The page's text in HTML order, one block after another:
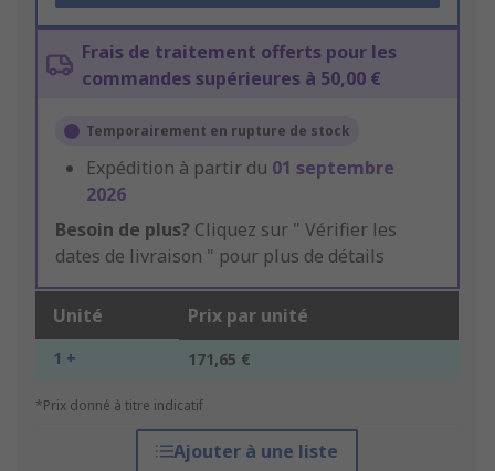
Frais de traitement offerts pour les
commandes supérieures à 50,00 €
Temporairement en rupture de stock
Expédition à partir du 01 septembre
2026
Besoin de plus? Cliquez sur " Vérifier les
dates de livraison " pour plus de détails
Unité Prix par unité
1 + 171,65 €
*Prix donné à titre indicatif
Ajouter à une liste